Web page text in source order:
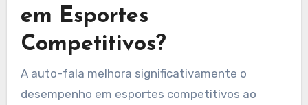
em Esportes
Competitivos?
A auto-fala melhora significativamente o
desempenho em esportes competitivos ao